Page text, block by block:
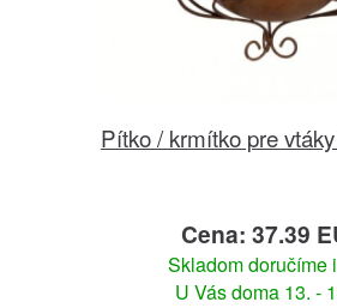
Pítko / krmítko pre
Cena: 37.39
Skladom doručíme
U Vás doma 13. -